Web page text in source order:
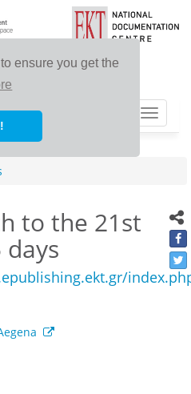
ensure you get the
Toggle
to the 21st